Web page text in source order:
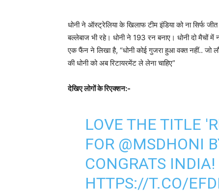
धोनी ने ऑस्ट्रेलिया के खिलाफ टीम इंडिया को ना सिर्फ
बल्लेबाज भी रहे। धोनी ने 193 रन बनाए। धोनी दो मैचों में
एक फैंन ने लिखा है, “धोनी कोई गुजरा हुआ वक्त नहीं..
की धोनी को अब रिटायरमेंट ले लेना चाहिए”
देखिए लोगों के रिएक्शन:-
LOVE THE TITLE
FOR @MSDHONI
CONGRATS INDIA!
HTTPS://T.CO/